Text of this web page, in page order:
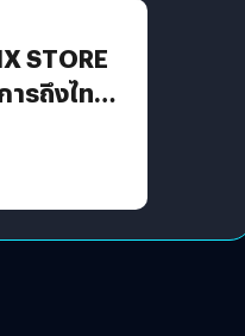
STORE
ารถึงไทย